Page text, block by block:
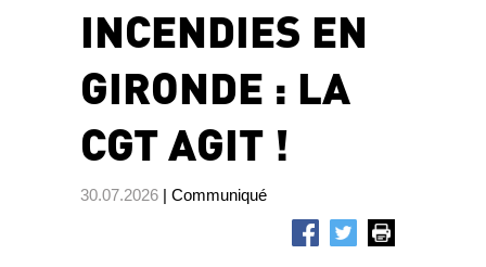
INCENDIES EN
GIRONDE : LA
CGT AGIT !
30.07.2026 | Communiqué